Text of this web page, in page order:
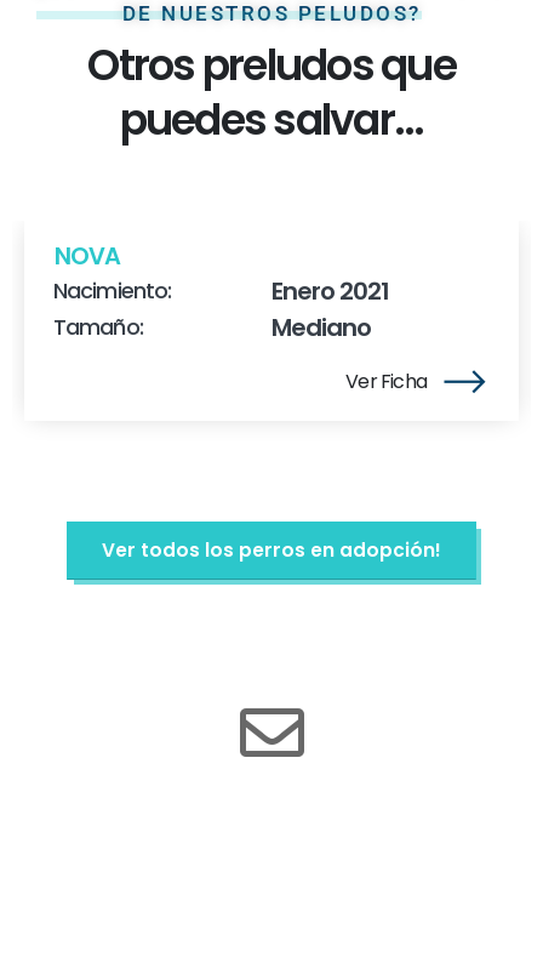
DE NUESTROS PELUDOS?
Otros preludos que
puedes salvar...
NOVA
Nacimiento: Enero 2021
Tamaño: Mediano
Ver Ficha
Ver todos los perros en adopción!